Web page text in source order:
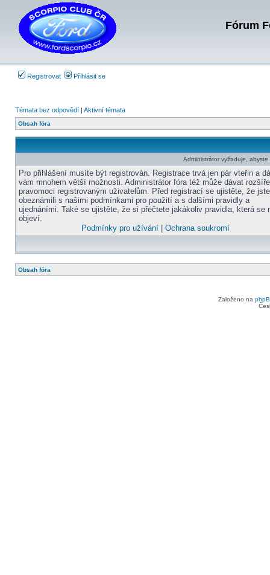
Fórum
Registrovat Přihlásit se
Témata bez odpovědí | Aktivní témata
Obsah fóra
Administrátor vyžaduje,
Pro přihlášení musíte být registrován. Registrace trvá jen pár vteřin a
vám mnohem větší možnosti. Administrátor fóra též může dávat
pravomoci registrovaným uživatelům. Před registrací se ujistěte, že
obeznámili s našimi podmínkami pro použití a s dalšími pravidly a
ujednáními. Také se ujistěte, že si přečtete jakákoliv pravidla, která se
objeví.
Podmínky pro užívání| Ochrana soukromí
Obsah fóra
Založeno na